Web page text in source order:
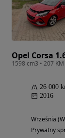
Opel Corsa
1598 cm3 • 207
26 000
2016
Września
Prywatny